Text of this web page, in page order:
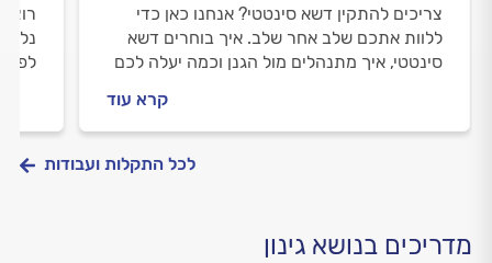
צריכים להתקין דשא סינטטי? אנחנו כאן כדי
ללוות אתכם שלב אחר שלב. איך בוחרים דשא
סינטטי, איך מתנהלים מול הגנן וכמה יעלה לכם
קרא עוד
לכל התקלות ועבודות
מדריכים בנושא גינון